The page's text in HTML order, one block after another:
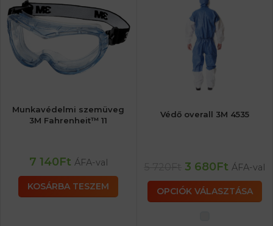
Munkavédelmi szemüveg
3M Fahrenheit™ 11
7 140Ft ÁFA-val
KOSÁRBA TESZEM
Védő overall 3M 4535
3 680Ft ÁFA-val
OPCIÓK VÁLASZTÁSA